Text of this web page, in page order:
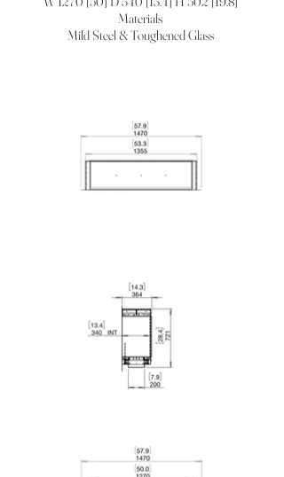
Materials
Mild Steel & Toughened Glass